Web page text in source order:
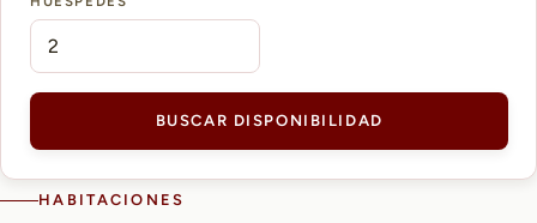
BUSCAR DISPONIBILIDAD
HABITACIONES